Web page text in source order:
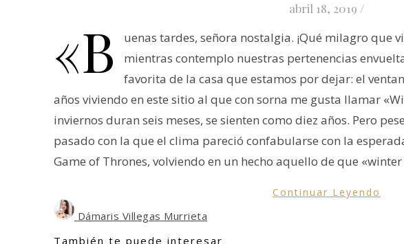
abril 18, 2019 /
«B
uenas tardes, señora nostalgia. ¡Qué milagro que
mientras contemplo nuestras pertenencias
favorita de la casa que estamos por dejar: el
años viviendo en este sitio al que con sorna me gusta llamar
inviernos duran seis meses, se sienten como diez años. Pero
pasado con la que el clima pareció confabularse con la
Game of Thrones, volviendo en un hecho aquello de que
Continuar Leyendo
Dámaris Villegas Murrieta
También te puede interesar